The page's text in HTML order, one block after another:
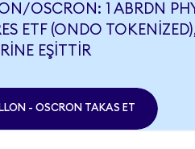
OSCRON: 1 ABRDN
ETF (ONDO
EŞITTIR
- OSCRON TAKAS ET